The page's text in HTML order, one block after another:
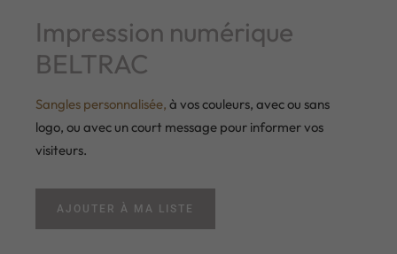
Impression numérique
BELTRAC
Sangles personnalisée, à vos couleurs, avec ou sans
logo, ou avec un court message pour informer vos
visiteurs.
AJOUTER À MA LISTE